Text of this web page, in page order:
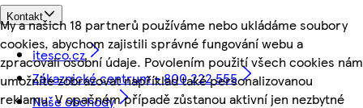
My a našich 18 partnerů používáme nebo ukládáme soubory
cookies, abychom zajistili správné fungování webu a
zpracovali osobní údaje. Povolením použití všech cookies nám
umožníte zobrazovat například také personalizovanou
reklamu. V opačném případě zůstanou aktivní jen nezbytné
Kontakt
itesco.cz
Zákaznické centrum - 800 222 555
Naše obchody